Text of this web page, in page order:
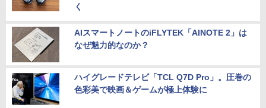
く
AIスマートノートのiFLYTEK「AINOTE 2」は
なぜ魅力的なのか？
ハイグレードテレビ「TCL Q7D Pro」。圧巻の
色彩美で映画＆ゲームが極上体験に